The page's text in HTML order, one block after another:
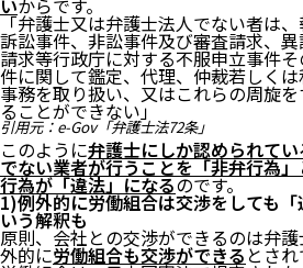
「弁護士又は弁護士法人でない者は
訴訟事件、非訟事件及び審査請求、
請求等行政庁に対する不服申立事件
件に関して鑑定、代理、仲裁若しく
事務を取り扱い、又はこれらの周旋
ることができない」
引用元： e-Gov「弁護士法72条」
このように弁護士にしか認められて
でない業者が行うことを「非弁行為
行為が「違法」になるのです。
1)例外的に労働組合は交渉をしても
いう解釈も
原則、会社との交渉ができるのは弁
外的に労働組合も交渉ができるとされ